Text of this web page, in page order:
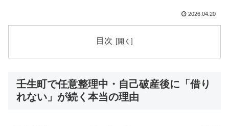
2026.04.20
目次
壬生町で任意整理中・自己破産後に「借り
れない」が続く本当の理由